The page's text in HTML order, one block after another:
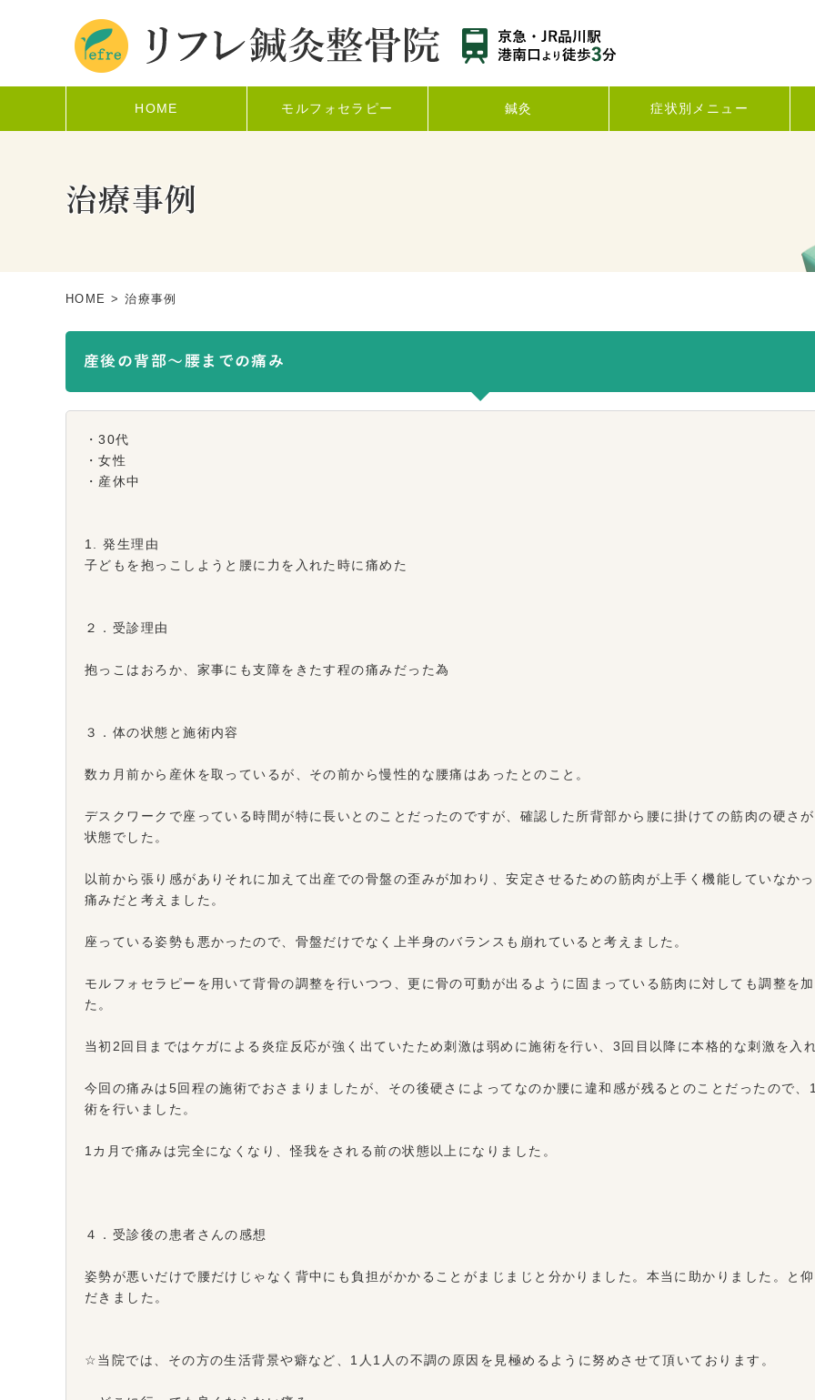
HOME モルフォセラピー 鍼灸 症状別メニュー
治療事例
HOME > 治療事例
産後の背部～腰までの痛み
・30代
・女性
・産休中
1. 発生理由
子どもを抱っこしようと腰に力を入れた時に痛めた
２．受診理由
抱っこはおろか、家事にも支障をきたす程の痛みだった為
３．体の状態と施術内容
数カ月前から産休を取っているが、その前から慢性的な腰痛はあったとのこと。
デスクワークで座っている時間が特に長いとのことだったのですが、確認した所背部から腰に掛けての筋肉の硬さ
状態でした。
以前から張り感がありそれに加えて出産での骨盤の歪みが加わり、安定させるための筋肉が上手く機能していなか
痛みだと考えました。
座っている姿勢も悪かったので、骨盤だけでなく上半身のバランスも崩れていると考えました。
モルフォセラピーを用いて背骨の調整を行いつつ、更に骨の可動が出るように固まっている筋肉に対しても調整を
た。
当初2回目まではケガによる炎症反応が強く出ていたため刺激は弱めに施術を行い、3回目以降に本格的な刺激を入
今回の痛みは5回程の施術でおさまりましたが、その後硬さによってなのか腰に違和感が残るとのことだったので、
術を行いました。
1カ月で痛みは完全になくなり、怪我をされる前の状態以上になりました。
４．受診後の患者さんの感想
姿勢が悪いだけで腰だけじゃなく背中にも負担がかかることがまじまじと分かりました。本当に助かりました。と
だきました。
☆当院では、その方の生活背景や癖など、1人1人の不調の原因を見極めるように努めさせて頂いております。